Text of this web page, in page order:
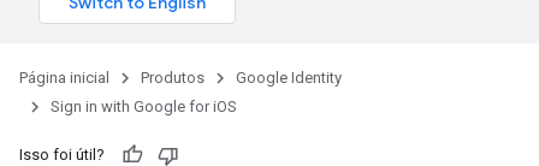
Página inicial Produtos
Google Identity
Sign in with Google for iOS
Isso foi útil?